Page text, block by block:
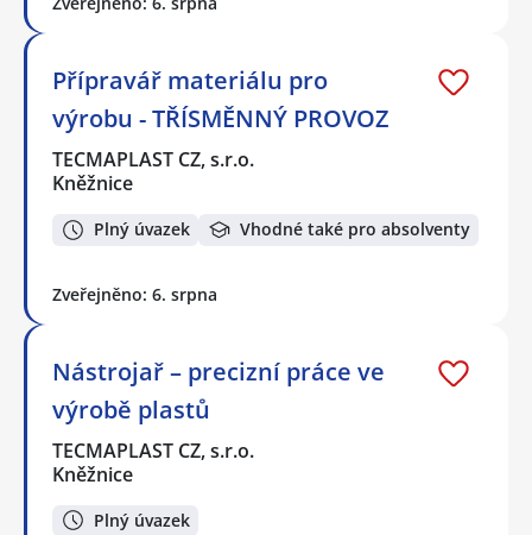
Přípravář materiálu pro
výrobu - TŘÍSMĚNNÝ PROVOZ
TECMAPLAST CZ, s.r.o.
Kněžnice
Plný úvazek Vhodné také pro absolventy
Zveřejněno: 6. srpna
Nástrojař – precizní práce ve
výrobě plastů
TECMAPLAST CZ, s.r.o.
Kněžnice
Plný úvazek